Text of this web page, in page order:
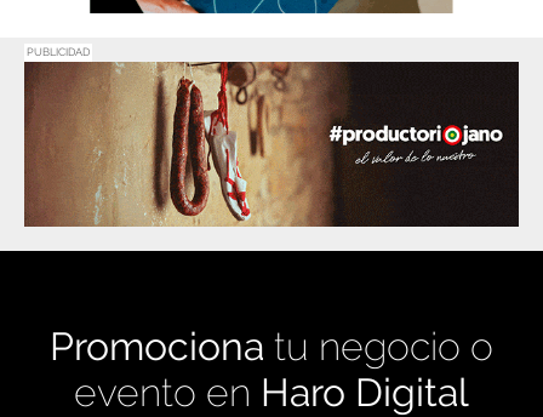
PUBLICIDAD
Promociona tu negocio o
evento en Haro Digital